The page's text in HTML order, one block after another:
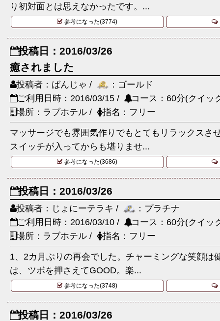
り初対面とは思えなかったです。...
参考になった(3774)
投稿日：2016/03/26
癒されました
投稿者：ばんじゃ /
：ゴールド
ご利用日時：2016/03/15 /
コース：60分(クイ
場所：ラブホテル /
指名：フリー
マッサージでも雰囲気作りでもとてもリラックスさ
スイッチが入ってからも堪りませ...
参考になった(3686)
投稿日：2016/03/26
投稿者：じょにーテラキ /
：プラチナ
ご利用日時：2016/03/10 /
コース：60分(クイ
場所：ラブホテル /
指名：フリー
1、2カ月ぶりの再会でした。チャーミングな笑顔は
は、ツボを押さえてGOOD。楽...
参考になった(3748)
投稿日：2016/03/26